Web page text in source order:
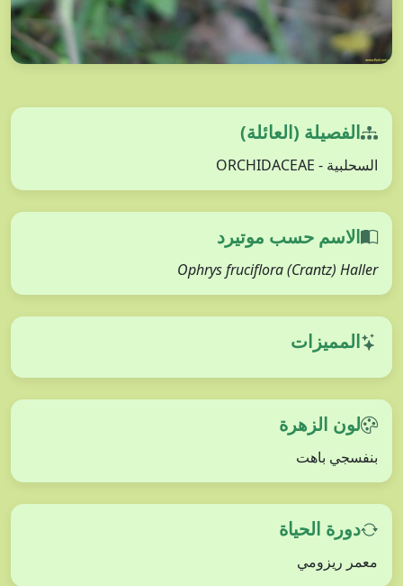
الفصيلة (العائلة)
السحلبية - ORCHIDACEAE
الاسم حسب موتيرد
Ophrys fruciflora (Crantz) Haller
المميزات
لون الزهرة
بنفسجي باهت
دورة الحياة
معمر ريزومي